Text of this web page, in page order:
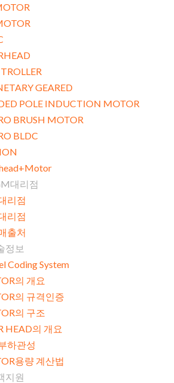
GEARED
POLE INDUCTION MOTOR
BRUSH MOTOR
BLDC
대리점
리점
리점
출처
정보
Coding System
의 개요
의 규격인증
의 구조
HEAD의 개요
하관성
용량 계산법
지원